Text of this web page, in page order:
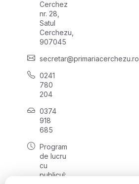
Cerchez
nr. 28,
Satul
Cerchezu,
907045
secretar@primariacerchezu.ro
0241
780
204
0374
918
685
Program
de lucru
cu
publicul: